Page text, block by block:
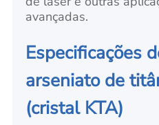
avançadas.
Especificações
arseniato de
(cristal KTA)